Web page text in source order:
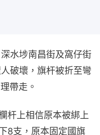
水埗南昌街及窩仔街
破壞，旗杆被折至彎
帶走。
杆上相信原本被綁上
8支，原本固定國旗